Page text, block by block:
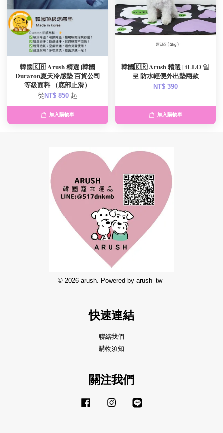
韓國🇰🇷 Arush 精選 |韓國
Duraron夏天冷感墊 百貨公司
等級面料 （底部止滑）
從 NT$ 850 起
加入購物車
韓國🇰🇷 Arush 精選 | iLLO 일
로 防水輕便外出墊兩款
NT$ 390
加入購物車
© 2026 arush. Powered by arush_tw_
快速連結
聯絡我們
購物須知
關注我們
Facebook Instagram